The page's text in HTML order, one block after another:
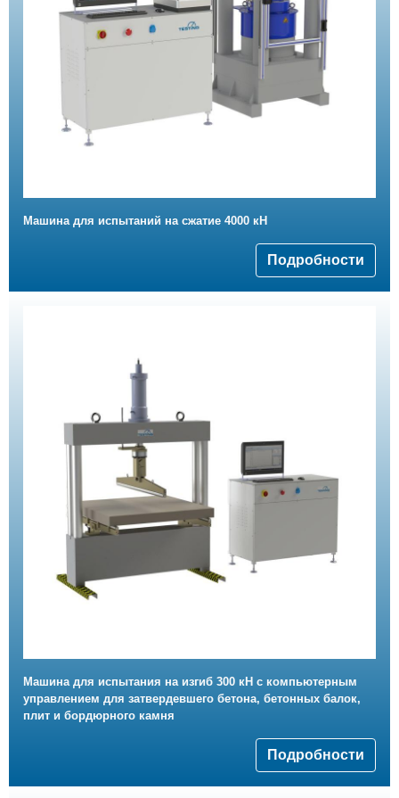
Машина для испытаний на сжатие 4000 кН
Подробности
Машина для испытания на изгиб 300 кН с компьютерным
управлением для затвердевшего бетона, бетонных балок,
плит и бордюрного камня
Подробности